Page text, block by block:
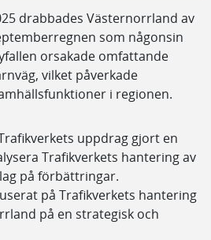
drabbades Västernorrland av
som någonsin
orsakade omfattande
vilket påverkade
i regionen.
uppdrag gjort en
Trafikverkets hantering av
på förbättringar.
på Trafikverkets hantering
på en strategisk och